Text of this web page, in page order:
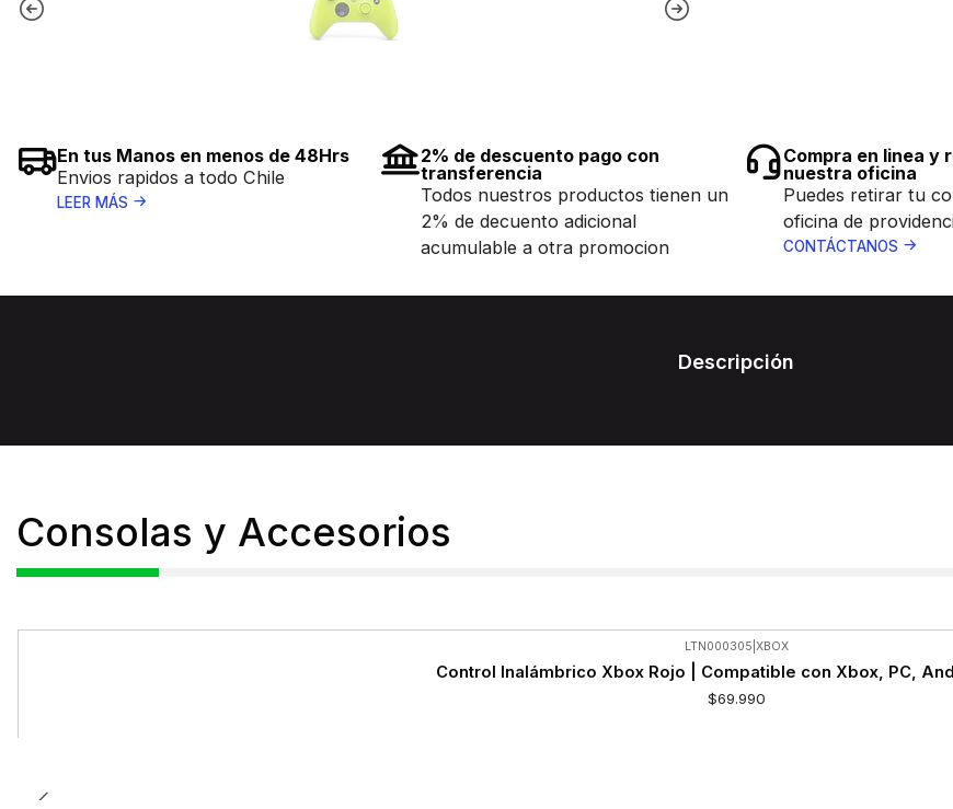
En tus Manos en menos de 48Hrs
Envios rapidos a todo Chile
LEER MÁS
2% de descuento pago con
transferencia
Todos nuestros productos tienen un
2% de decuento adicional
acumulable a otra promocion
Compra en linea y
nuestra oficina
Puedes retirar tu
oficina de
CONTÁCTANOS
Descripción
Consolas y Accesorios
LTN000305 XBOX
Control Inalámbrico Xbox Rojo | Compatible con Xbox, PC,
$69.990